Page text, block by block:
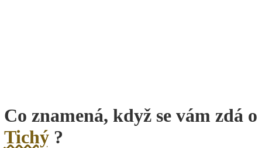
Co znamená, když se vám zdá o
Tichý ?